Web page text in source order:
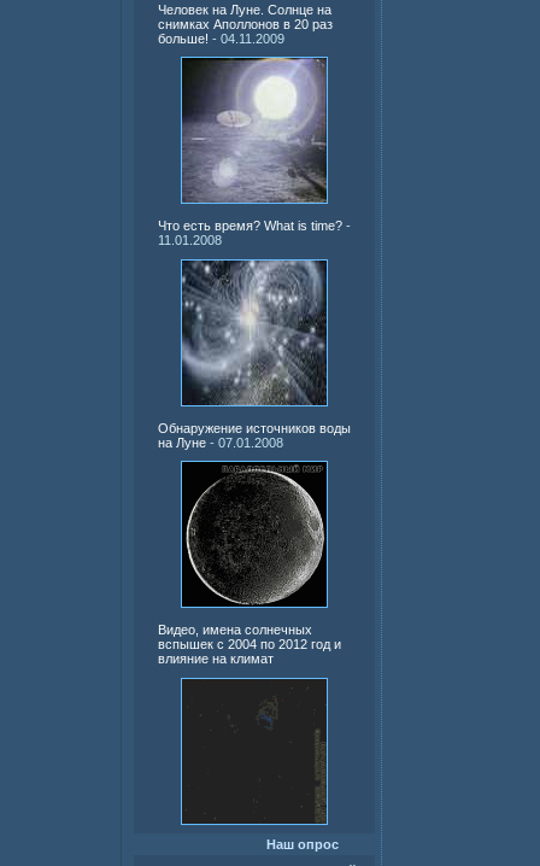
Человек на Луне. Солнце на
снимках Аполлонов в 20 раз
больше! - 04.11.2009
Что есть время? What is time? -
11.01.2008
Обнаружение источников воды
на Луне - 07.01.2008
Видео, имена солнечных
вспышек с 2004 по 2012 год и
влияние на климат
Наш опрос